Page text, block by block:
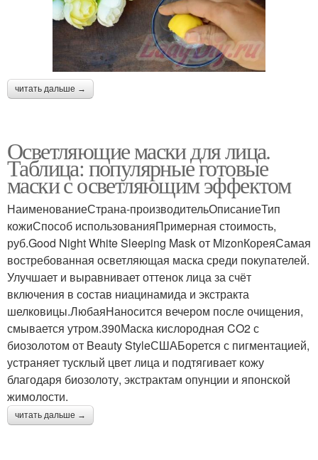
читать дальше →
Осветляющие маски для лица.
Таблица: популярные готовые
маски с осветляющим эффектом
НаименованиеСтрана-производительОписаниеТип
кожиСпособ использованияПримерная стоимость,
руб.Good Night White Sleeping Mask от MizonКореяСамая
востребованная осветляющая маска среди покупателей.
Улучшает и выравнивает оттенок лица за счёт
включения в состав ниацинамида и экстракта
шелковицы.ЛюбаяНаносится вечером после очищения,
смывается утром.390Маска кислородная CO2 с
биозолотом от Beauty StyleСШАБорется с пигментацией,
устраняет тусклый цвет лица и подтягивает кожу
благодаря биозолоту, экстрактам опунции и японской
жимолости.
читать дальше →